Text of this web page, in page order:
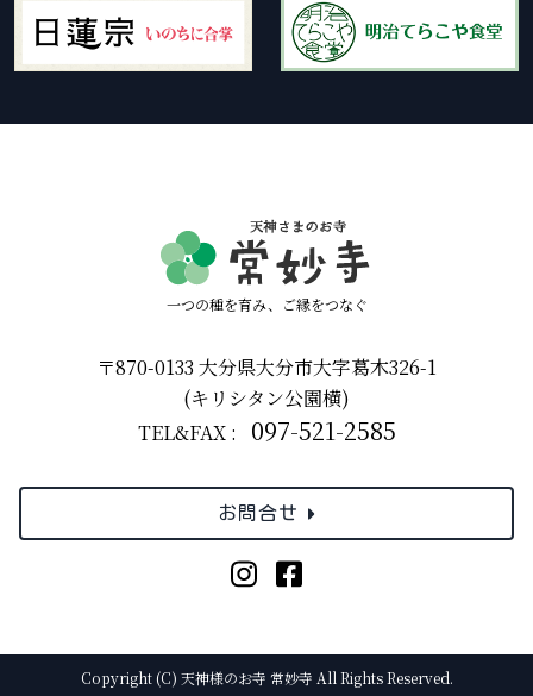
一つの種を育み、ご縁をつなぐ
〒870-0133 大分県大分市大字葛木326-1
(キリシタン公園横)
TEL&FAX :
097-521-2585
お問合せ
Copyright (C) 天神様のお寺 常妙寺 All Rights Reserved.